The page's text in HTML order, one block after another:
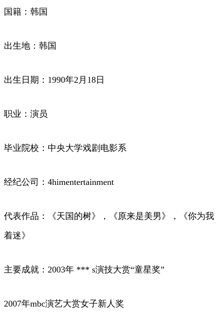
国籍：韩国
出生地：韩国
出生日期：1990年2月18日
职业：演员
毕业院校：中央大学戏剧电影系
经纪公司：4himentertainment
代表作品：《天国的树》，《原来是美男》，《你为我
着迷》
主要成就：2003年 *** s演技大赏“童星奖”
2007年mbc演艺大赏女子新人奖